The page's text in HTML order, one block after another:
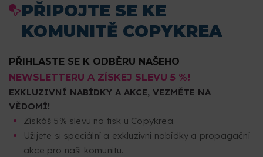
PŘIPOJTE SE KE
KOMUNITĚ COPYKREA
PŘIHLASTE SE K ODBĚRU NAŠEHO
NEWSLETTERU A ZÍSKEJ SLEVU 5 %!
EXKLUZIVNÍ NABÍDKY A AKCE, VEZMĚTE NA
VĚDOMÍ!
Získáš 5% slevu na tisk u Copykrea.
Užijete si speciální a exkluzivní nabídky a propagační
akce pro naši komunitu.